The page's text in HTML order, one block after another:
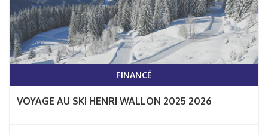
FINANCÉ
VOYAGE AU SKI HENRI WALLON 2025 2026